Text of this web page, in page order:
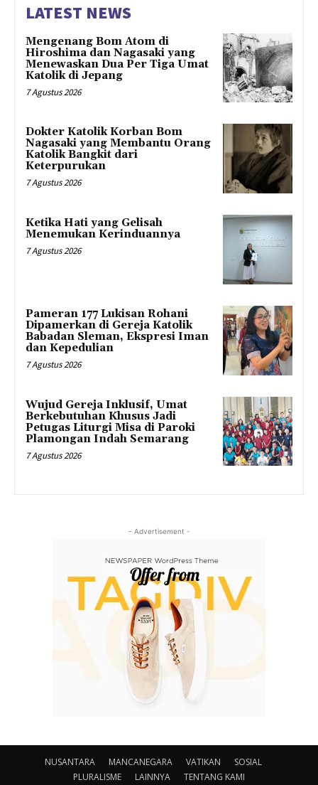
LATEST NEWS
Mengenang Bom Atom di
Hiroshima dan Nagasaki yang
Menewaskan Dua Per Tiga Umat
Katolik di Jepang
7 Agustus 2026
Dokter Katolik Korban Bom
Nagasaki yang Membantu Orang
Katolik Bangkit dari
Keterpurukan
7 Agustus 2026
Ketika Hati yang Gelisah
Menemukan Kerinduannya
7 Agustus 2026
Pameran 177 Lukisan Rohani
Dipamerkan di Gereja Katolik
Babadan Sleman, Ekspresi Iman
dan Kepedulian
7 Agustus 2026
Wujud Gereja Inklusif, Umat
Berkebutuhan Khusus Jadi
Petugas Liturgi Misa di Paroki
Plamongan Indah Semarang
7 Agustus 2026
- Advertisement -
NUSANTARA MANCANEGARA VATIKAN
SOSIAL
PLURALISME
LAINNYA TENTANG KAMI